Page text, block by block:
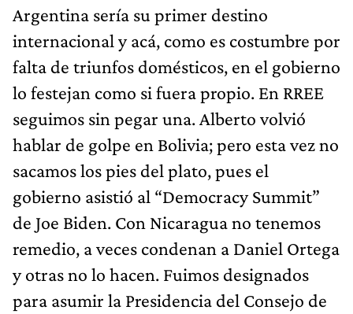
Argentina sería su primer destino
internacional y acá, como es costumbre por
falta de triunfos domésticos, en el gobierno
lo festejan como si fuera propio. En RREE
seguimos sin pegar una. Alberto volvió
hablar de golpe en Bolivia; pero esta vez no
sacamos los pies del plato, pues el
gobierno asistió al “Democracy Summit”
de Joe Biden. Con Nicaragua no tenemos
remedio, a veces condenan a Daniel Ortega
y otras no lo hacen. Fuimos designados
para asumir la Presidencia del Consejo de